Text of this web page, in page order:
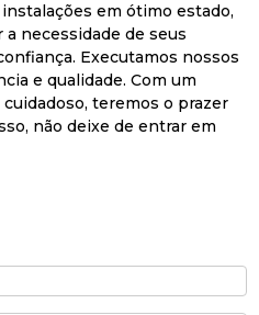
em ótimo estado,
necessidade de seus
Executamos nossos
e qualidade. Com um
teremos o prazer
não deixe de entrar em